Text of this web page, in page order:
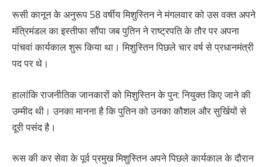
रूसी कानून के अनुरूप 58 वर्षीय मिशुस्तिन ने मंगलवार को उस वक्त अपने
मंत्रिमंडल का इस्तीफा सौंपा जब पुतिन ने राष्ट्रपति के तौर पर अपना
पांचवां कार्यकाल शुरू किया था। मिशुस्तिन पिछले चार वर्ष से प्रधानमंत्री
पद पर थे।
हालांकि राजनीतिक जानकारों को मिशुस्तिन के पुन: नियुक्त किए जाने की
उम्मीद थी। उनका मानना है कि पुतिन को उनका कौशल और सुर्खियों से
दूरी पसंद है।
रूस की कर सेवा के पूर्व प्रमुख मिशुस्तिन अपने पिछले कार्यकाल के दौरान